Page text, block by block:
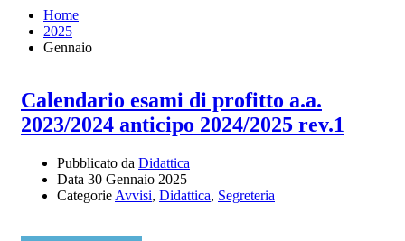
Home
2025
Gennaio
Calendario esami di profitto a.a.
2023/2024 anticipo 2024/2025 rev.1
Pubblicato da Didattica
Data 30 Gennaio 2025
Categorie Avvisi, Didattica, Segreteria